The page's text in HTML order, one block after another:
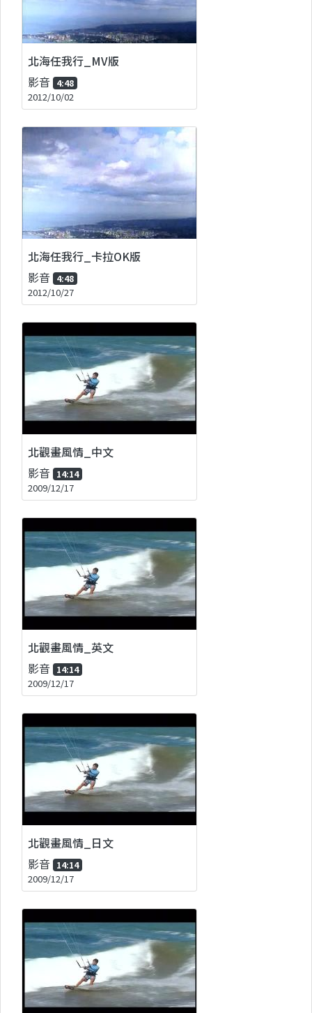
北海任我行_MV版
影音 4:48
2012/10/02
北海任我行_卡拉OK版
影音 4:48
2012/10/27
北觀畫風情_中文
影音 14:14
2009/12/17
北觀畫風情_英文
影音 14:14
2009/12/17
北觀畫風情_日文
影音 14:14
2009/12/17